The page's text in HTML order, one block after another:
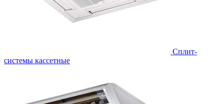
Сплит-
системы кассетные